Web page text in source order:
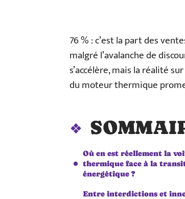
76 % : c’est la part des
malgré l’avalanche de
s’accélère, mais la réalité
du moteur thermique
Où en est réellement la
thermique face à la
énergétique ?
Entre interdictions et